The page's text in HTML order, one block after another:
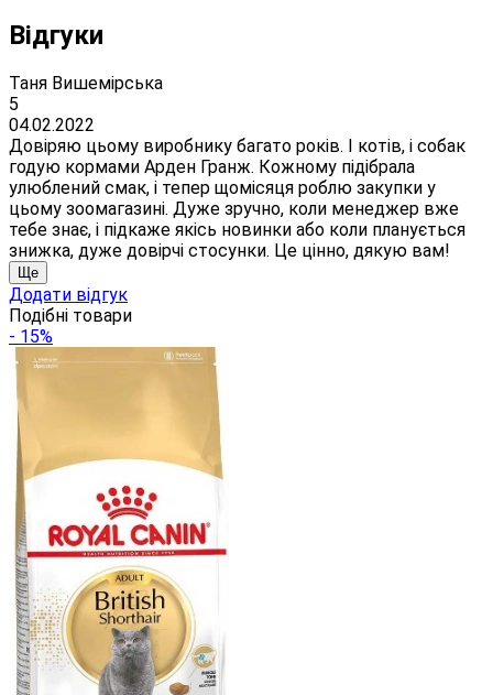
Відгуки
Таня Вишемірська
5
04.02.2022
Довіряю цьому виробнику багато років. І котів, і собак
годую кормами Арден Гранж. Кожному підібрала
улюблений смак, і тепер щомісяця роблю закупки у
цьому зоомагазині. Дуже зручно, коли менеджер вже
тебе знає, і підкаже якісь новинки або коли планується
знижка, дуже довірчі стосунки. Це цінно, дякую вам!
Ще
Додати відгук
Подібні товари
- 15%